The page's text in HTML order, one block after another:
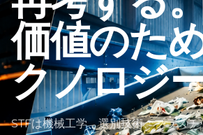
価値のた
クノロジ
STFは機械工学、選別技術、プラス